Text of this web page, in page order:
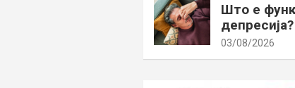
Што е
депресија?
03/08/2026